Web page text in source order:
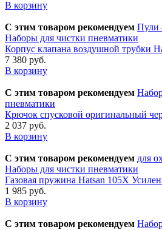
В корзину
С этим товаром рекомендуем Пули
Наборы для чистки пневматики
Корпус клапана воздушной трубки
7 380 руб.
В корзину
С этим товаром рекомендуем
пневматики
Крючок спусковой оригинальный
2 037 руб.
В корзину
С этим товаром рекомендуем для
Наборы для чистки пневматики
Газовая пружина Hatsan 105X
1 985 руб.
В корзину
С этим товаром рекомендуем